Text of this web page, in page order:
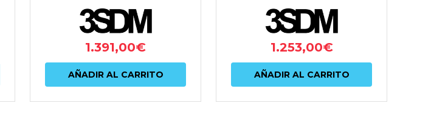
1.391,00€
AÑADIR AL CARRITO
1.253,00€
AÑADIR AL CARRITO